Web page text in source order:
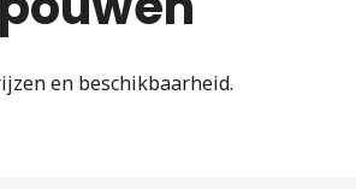
en beschikbaarheid.